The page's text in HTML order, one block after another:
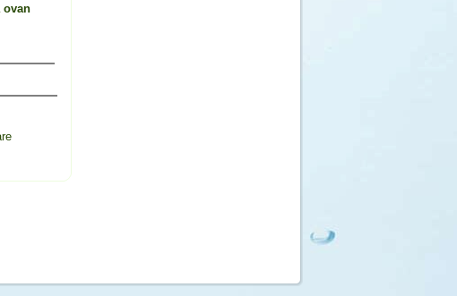
ovan